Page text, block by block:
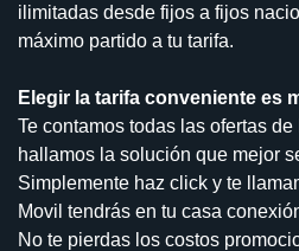
ilimitadas desde fijos a fijos
máximo partido a tu tarifa.
Elegir la tarifa conveniente es
Te contamos todas las ofertas
hallamos la solución que mejor
Simplemente haz click y te
Movil tendrás en tu casa
No te pierdas los costos